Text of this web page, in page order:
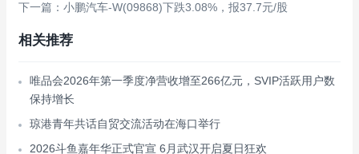
下一篇：小鹏汽车-W(09868)下跌3.08%，报37.7元/股
相关推荐
唯品会2026年第一季度净营收增至266亿元，SVIP活跃用户数
保持增长
琼港青年共话自贸交流活动在海口举行
2026斗鱼嘉年华正式官宣 6月武汉开启夏日狂欢